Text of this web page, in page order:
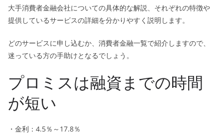
大手消費者金融会社についての具体的な解説、それぞれの特徴や
提供しているサービスの詳細を分かりやすく説明します。
どのサービスに申し込むか、消費者金融一覧で紹介しますので、
迷っている方の手助けとなるでしょう。
プロミスは融資までの時間
が短い
・金利：4.5％～17.8％